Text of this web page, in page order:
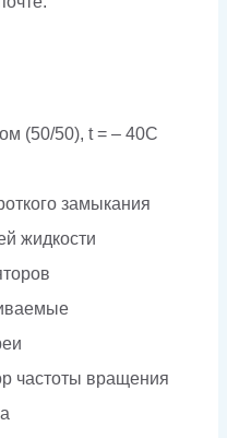
(50/50), t = – 40C
замыкания
жидкости
частоты вращения